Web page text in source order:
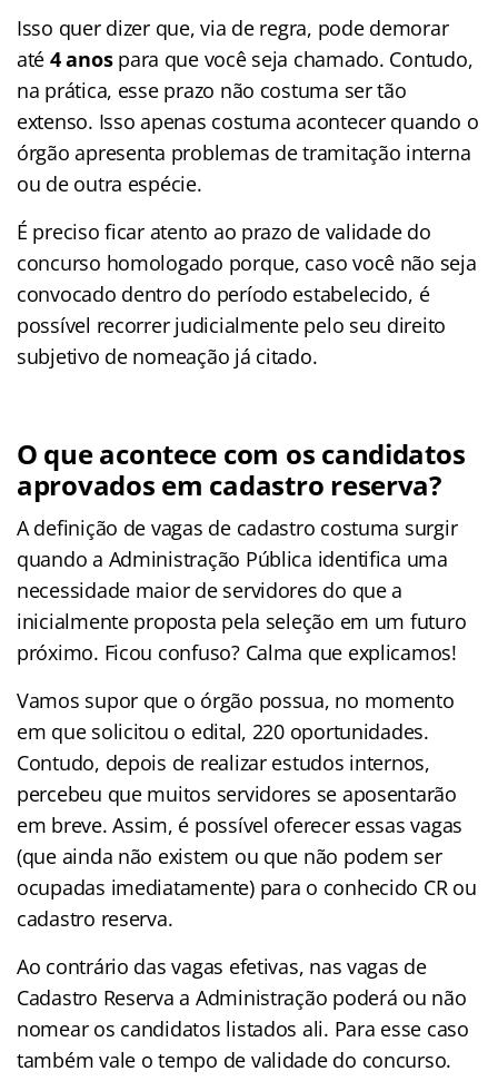
Isso quer dizer que, via de regra, pode demorar
até 4 anospara que você seja chamado. Contudo,
na prática, esse prazo não costuma ser tão
extenso. Isso apenas costuma acontecer quando o
órgão apresenta problemas de tramitação interna
ou de outra espécie.
É preciso ficar atento ao prazo de validade do
concurso homologado porque, caso você não seja
convocado dentro do período estabelecido, é
possível recorrer judicialmente pelo seu direito
subjetivo de nomeação já citado.
O que acontece com os candidatos
aprovados em cadastro reserva?
A definição de vagas de cadastro costuma surgir
quando a Administração Pública identifica uma
necessidade maior de servidores do que a
inicialmente proposta pela seleção em um futuro
próximo. Ficou confuso? Calma que explicamos!
Vamos supor que o órgão possua, no momento
em que solicitou o edital, 220 oportunidades.
Contudo, depois de realizar estudos internos,
percebeu que muitos servidores se aposentarão
em breve. Assim, é possível oferecer essas vagas
(que ainda não existem ou que não podem ser
ocupadas imediatamente) para o conhecido CR ou
cadastro reserva.
Ao contrário das vagas efetivas, nas vagas de
Cadastro Reserva a Administração poderá ou não
nomear os candidatos listados ali. Para esse caso
também vale o tempo de validade do concurso.